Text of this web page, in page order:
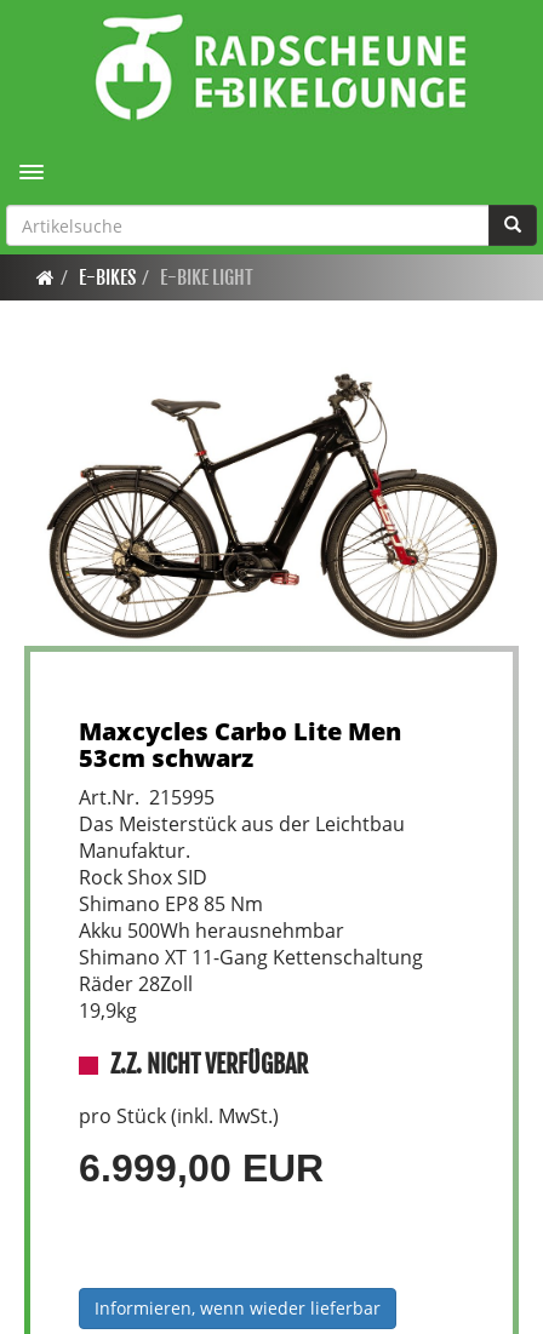
Toggle navigation
E-BIKES E-BIKE LIGHT
Maxcycles Carbo Lite Men
53cm schwarz
Art.Nr. 215995
Das Meisterstück aus der Leichtbau
Manufaktur.
Rock Shox SID
Shimano EP8 85 Nm
Akku 500Wh herausnehmbar
Shimano XT 11-Gang Kettenschaltung
Räder 28Zoll
19,9kg
Z.Z. NICHT VERFÜGBAR
pro Stück (inkl. MwSt.)
6.999,00 EUR
Informieren, wenn wieder lieferbar